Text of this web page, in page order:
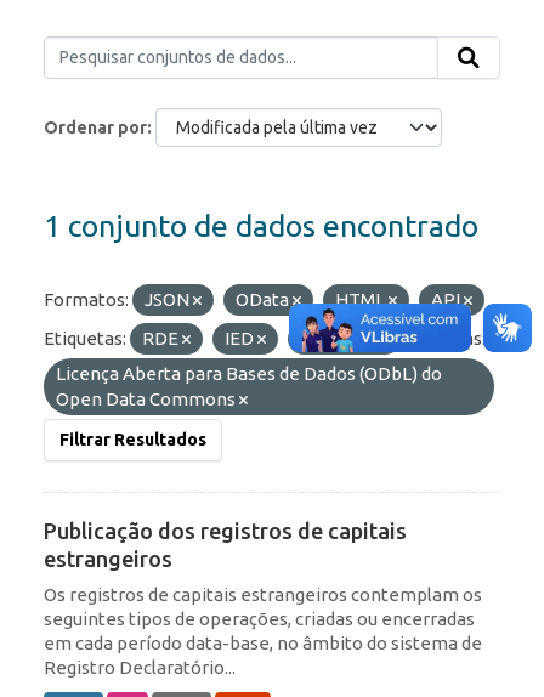
Ordenar por
1 conjunto de dados encontrado
Formatos: JSON OData HTML
API
Etiquetas:
RDE IED Portfólio
Licenças:
Licença Aberta para Bases de Dados (ODbL) do
Open Data Commons
Filtrar Resultados
Publicação dos registros de capitais
estrangeiros
Os registros de capitais estrangeiros contemplam os
seguintes tipos de operações, criadas ou encerradas
em cada período data-base, no âmbito do sistema de
Registro Declaratório...